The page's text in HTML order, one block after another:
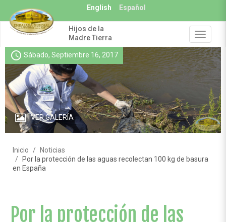
contenido
principal
English Español
Toggle
Hijos de la
Madre Tierra
schedule Sábado, Septiembre 16, 2017
VER GALERÍA
Inicio
Noticias
Por la protección de las aguas recolectan 100 kg de basura
en España
Por la protección de las